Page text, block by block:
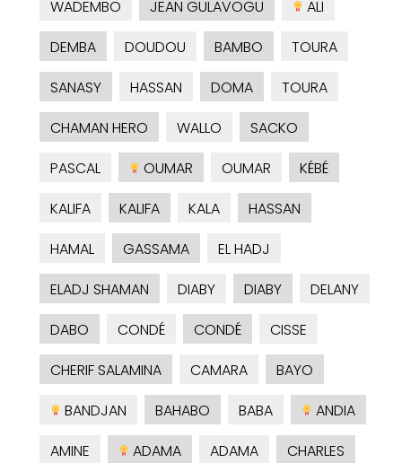
WADEMBO
JEAN GULAVOGU
ALI
DEMBA
DOUDOU BAMBO
TOURA
SANASY
HASSAN DOMA
TOURA
CHAMAN HERO
WALLO
SACKO
PASCAL
OUMAR OUMAR
KÉBÉ
KALIFA
KALIFA KALA
HASSAN
HAMAL
GASSAMA
EL HADJ
ELADJ SHAMAN
DIABY DIABY
DELANY
DABO
CONDÉ CONDÉ
CISSE
CHERIF SALAMINA
CAMARA
BAYO
BANDJAN
BAHABO BABA
ANDIA
AMINE
ADAMA ADAMA CHARLES